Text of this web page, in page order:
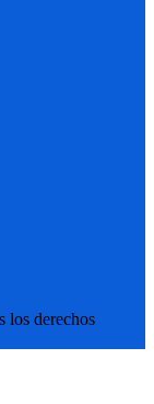
derechos